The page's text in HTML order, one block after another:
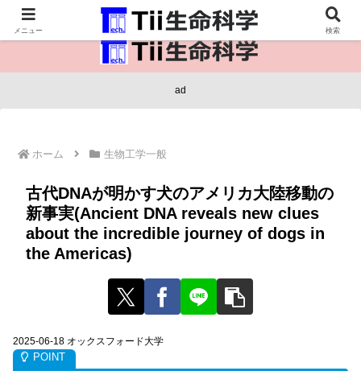
医療保健・生命・生物の情報インフラ。
ad
ホーム 生物工学一般
古代DNAが明かす犬のアメリカ大陸移動の
新事実(Ancient DNA reveals new clues
about the incredible journey of dogs in
the Americas)
2025-06-18 オックスフォード大学
メニュー 検索